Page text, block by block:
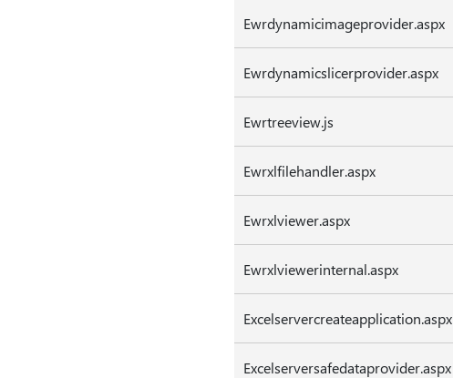
Ewrdynamicimageprovider.aspx
Ewrdynamicslicerprovider.aspx
Ewrtreeview.js
Ewrxlfilehandler.aspx
Ewrxlviewer.aspx
Ewrxlviewerinternal.aspx
Excelservercreateapplication.aspx
Excelserversafedataprovider.aspx